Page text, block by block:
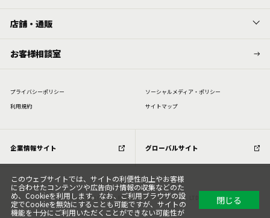
店舗・通販
お客様相談室
プライバシーポリシー
ソーシャルメディア・ポリシー
利⽤規約
サイトマップ
企業情報サイト グローバルサイト
Copyright (C) All Rights Reserved. ITOEN, LTD.
このウェブサイトでは、サイトの利便性向上やお客様
に合わせたコンテンツや広告向け情報の収集などのた
め、Cookieを利用します。なお、ご利用ブラウザの設
定でCookieを無効にすることも可能ですが、サイトの
機能を十分にご利用いただくことができない可能性が
閉じる